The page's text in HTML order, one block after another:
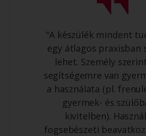
"A készülék mindent
egy átlagos praxisban
lehet. Személy
segítségemre van
a használata (pl.
gyermek- és
kivitelben).
fogsebészeti